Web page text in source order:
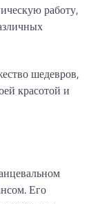
работу,
шедевров,
красотой и
Его